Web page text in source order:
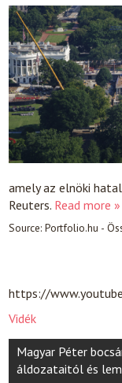
amely az elnöki
Reuters. Read more »
Source:Portfolio.hu -
https://
Vidék
Post
navigation
Magyar Péter
áldozataitól és